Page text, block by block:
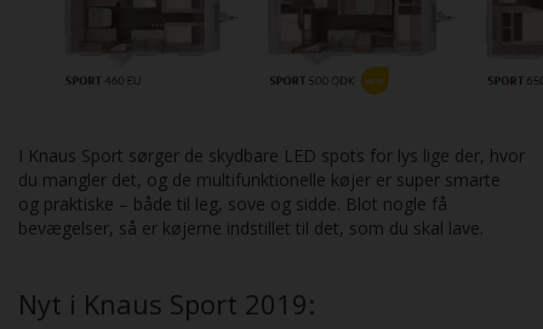
I Knaus Sport sørger de skydbare LED spots for lys lige der, hvor
du mangler det, og de multifunktionelle køjer er super smarte
og praktiske – både til leg, sove og sidde. Blot nogle få
bevægelser, så er køjerne indstillet til det, som du skal lave.
Nyt i Knaus Sport 2019: